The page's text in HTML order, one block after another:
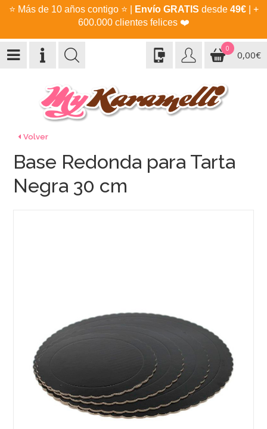
⭐ Más de 10 años contigo ⭐ Envío GRATIS desde 49€| +
600.000 clientes felices ❤️
0
0,00€
Volver
Base Redonda para Tarta
Negra 30 cm